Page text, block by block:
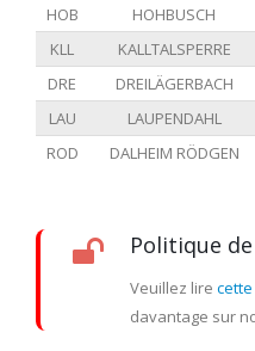
HOB
HOHBUSCH
KLL
KALLTALSPERRE
DRE
DREILÄGERBACH
LAU
LAUPENDAHL
ROD
DALHEIM RÖDGEN
Politique
Veuillez lire
davantage sur